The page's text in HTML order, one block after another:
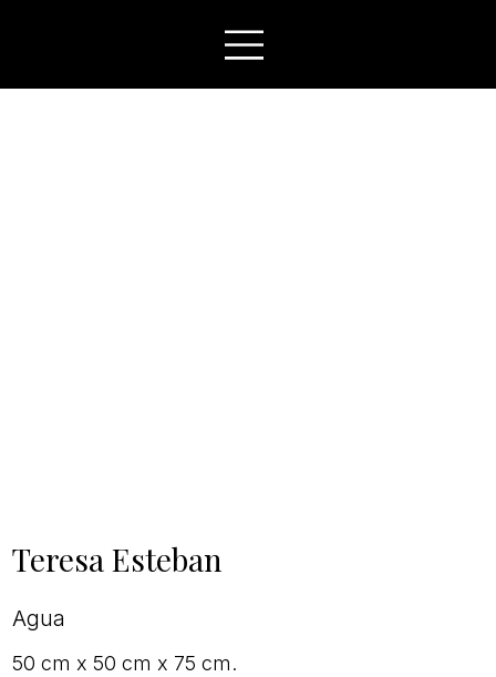
Teresa Esteban
Agua
50 cm x 50 cm x 75 cm.